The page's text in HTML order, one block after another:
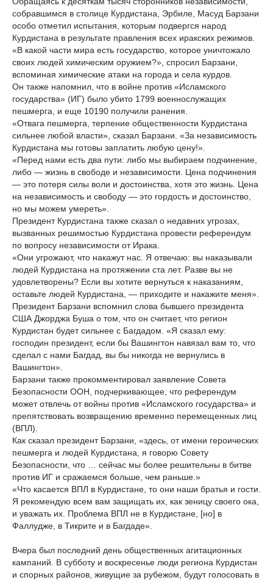
собравшимся в столице Курдистана, Эрбиле, Масуд Барзани
особо отметил испытания, которым подвергся народ
Курдистана в результате правления всех иракских режимов.
«В какой части мира есть государство, которое уничтожало
своих людей химическим оружием?», спросил Барзани,
вспоминая химические атаки на города и села курдов.
Он также напомнил, что в войне против «Исламского
государства» (ИГ) было убито 1799 военнослужащих
пешмерга, и еще 10190 получили ранения.
«Отвага пешмерга, терпение общественности Курдистана
сильнее любой власти», сказал Барзани. «За независимость
Курдистана мы готовы заплатить любую цену!».
«Перед нами есть два пути: либо мы выбираем подчинение,
либо — жизнь в свободе и независимости. Цена подчинения
— это потеря силы воли и достоинства, хотя это жизнь. Цена
на независимость и свободу — это гордость и достоинство,
но мы можем умереть».
Президент Курдистана также сказал о недавних угрозах,
вызванных решимостью Курдистана провести референдум
по вопросу независимости от Ирака.
«Они угрожают, что накажут нас. Я отвечаю: вы наказывали
людей Курдистана на протяжении ста лет. Разве вы не
удовлетворены? Если вы хотите вернуться к наказаниям,
оставьте людей Курдистана, — приходите и накажите меня».
Президент Барзани вспомнил слова бывшего президента
США Джорджа Буша о том, что он считает, что регион
Курдистан будет сильнее с Багдадом. «Я сказал ему:
господин президент, если бы Вашингтон навязал вам то, что
сделал с нами Багдад, вы бы никогда не вернулись в
Вашингтон».
Барзани также прокомментировал заявление Совета
Безопасности ООН, подчеркивающее, что референдум
может отвлечь от войны против «Исламского государства» и
препятствовать возвращению временно перемещенных лиц
(ВПЛ).
Как сказал президент Барзани, «здесь, от имени героических
пешмерга и людей Курдистана, я говорю Совету
Безопасности, что … сейчас мы более решительны в битве
против ИГ и сражаемся больше, чем раньше.»
«Что касается ВПЛ в Курдистане, то они наши братья и гости.
Я рекомендую всем вам защищать их, как зеницу своего ока,
и уважать их. Проблема ВПЛ не в Курдистане, [но] в
Фаллудже, в Тикрите и в Багдаде».
Вчера был последний день общественных агитационных
кампаний. В субботу и воскресенье люди региона Курдистан
и спорных районов, живущие за рубежом, будут голосовать в